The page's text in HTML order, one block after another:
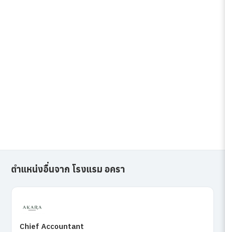
ตำแหน่งอื่นจาก โรงแรม อครา
Chief Accountant